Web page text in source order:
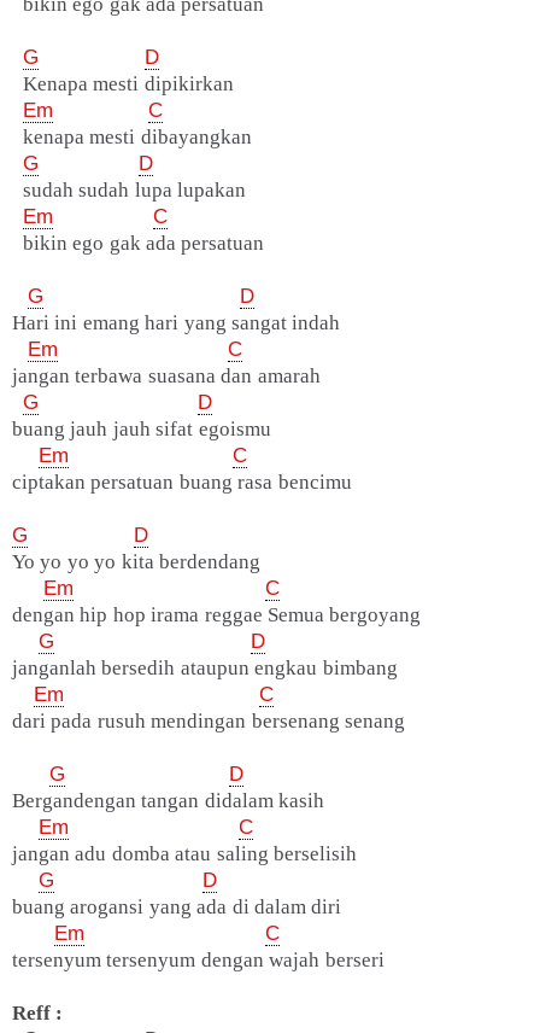
G
D
Kenapa mesti dipikirkan
Em
C
kenapa mesti dibayangkan
G
D
sudah sudah lupa lupakan
Em
C
bikin ego gak ada persatuan
G
D
Hari ini emang hari yang sangat indah
Em
C
jangan terbawa suasana dan amarah
G
D
buang jauh jauh sifat egoismu
Em
C
ciptakan persatuan buang rasa bencimu
G
D
Yo yo yo yo kita berdendang
Em
C
dengan hip hop irama reggae Semua bergoyang
G
D
janganlah bersedih ataupun engkau bimbang
Em
C
dari pada rusuh mendingan bersenang senang
G
D
Bergandengan tangan didalam kasih
Em
C
jangan adu domba atau saling berselisih
G
D
buang arogansi yang ada di dalam diri
Em
C
tersenyum tersenyum dengan wajah berseri
Reff :